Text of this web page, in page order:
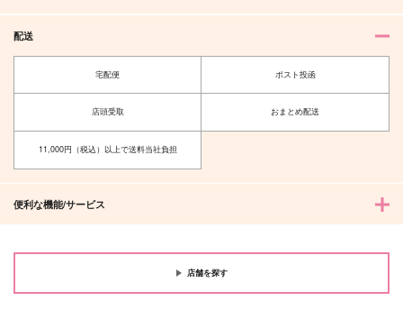
鳴海弦×保科宗四郎
配送
宅配便 ポスト投函
店頭受取 おまとめ配送
11,000円（税込）以上で送料当社負担
便利な機能/サービス
店舗を探す